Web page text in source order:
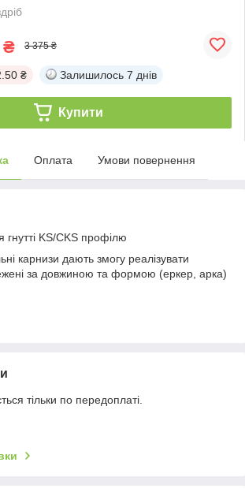
₴ 3 375 ₴
₴ Залишилось 7 днів
Купити
Оплата Умови повернення
гнутті KS/CKS профілю
карнизи дають змогу реалізувати
за довжиною та формою (еркер, арка)
тільки по передоплаті.